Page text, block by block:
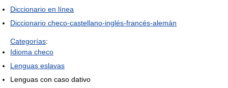
Diccionario en línea
Diccionario checo-castellano-inglés-francés-alemán
Categorías:
Idioma checo
Lenguas eslavas
Lenguas con caso dativo